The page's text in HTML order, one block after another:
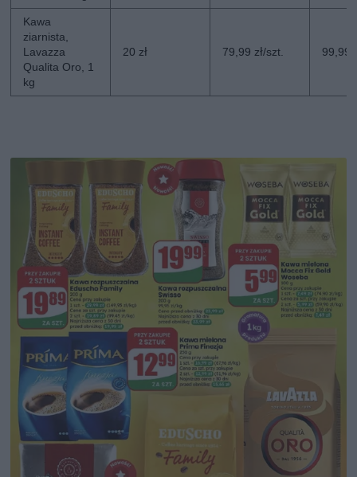
Kawa
ziarnista,
Lavazza
Qualita Oro, 1
kg
20 zł 79,99 zł/szt. 99,99